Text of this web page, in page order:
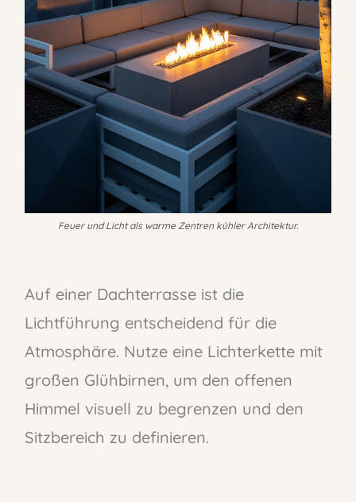
Feuer und Licht als warme Zentren kühler Architektur.
Auf einer Dachterrasse ist die
Lichtführung entscheidend für die
Atmosphäre. Nutze eine Lichterkette mit
großen Glühbirnen, um den offenen
Himmel visuell zu begrenzen und den
Sitzbereich zu definieren.